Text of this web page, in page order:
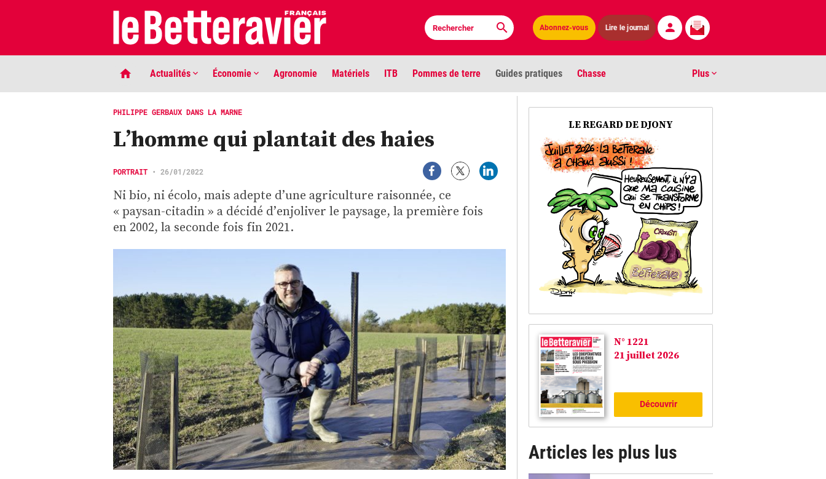
Abonnez-vous Lire le journal
Actualités Économie Agronomie Matériels ITB Pommes de terre Guides pratiques Chasse Plus
LIGNE DE MIRE
Phaco quand tu nous tiens …
LIGNE DE MIRE
PLUS
Anciens numéros
Biocarburants
Environnement
Vidéos
Contact
PHILIPPE GERBAUX DANS LA MARNE
L’homme qui plantait des haies
PORTRAIT • 26/01/2022
Ni bio, ni écolo, mais adepte d’une agriculture raisonnée, ce
« paysan-citadin » a décidé d’enjoliver le paysage, la première fois
en 2002, la seconde fois fin 2021.
LE REGARD DE DJONY
N° 1221
21 juillet 2026
Découvrir
Articles les plus lus